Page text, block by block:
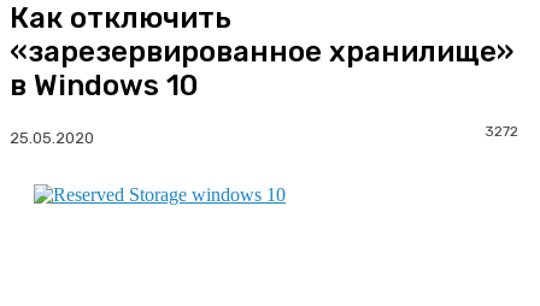
Как отключить
«зарезервированное хранилище»
в Windows 10
3272